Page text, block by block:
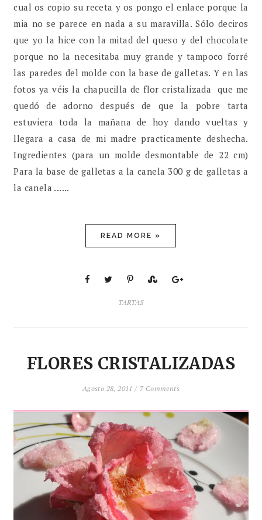
cual os copio su receta y os pongo el enlace porque la
mia no se parece en nada a su maravilla. Sólo deciros
que yo la hice con la mitad del queso y del chocolate
porque no la necesitaba muy grande y tampoco forré
las paredes del molde con la base de galletas. Y en las
fotos ya véis la chapucilla de flor cristalizada que me
quedó de adorno después de que la pobre tarta
estuviera toda la mañana de hoy dando vueltas y
llegara a casa de mi madre practicamente deshecha.
Ingredientes (para un molde desmontable de 22 cm)
Para la base de galletas a la canela 300 g de galletas a
la canela ......
READ MORE »
TARTAS
FLORES CRISTALIZADAS
Agosto 28, 2011 / 7 Comments